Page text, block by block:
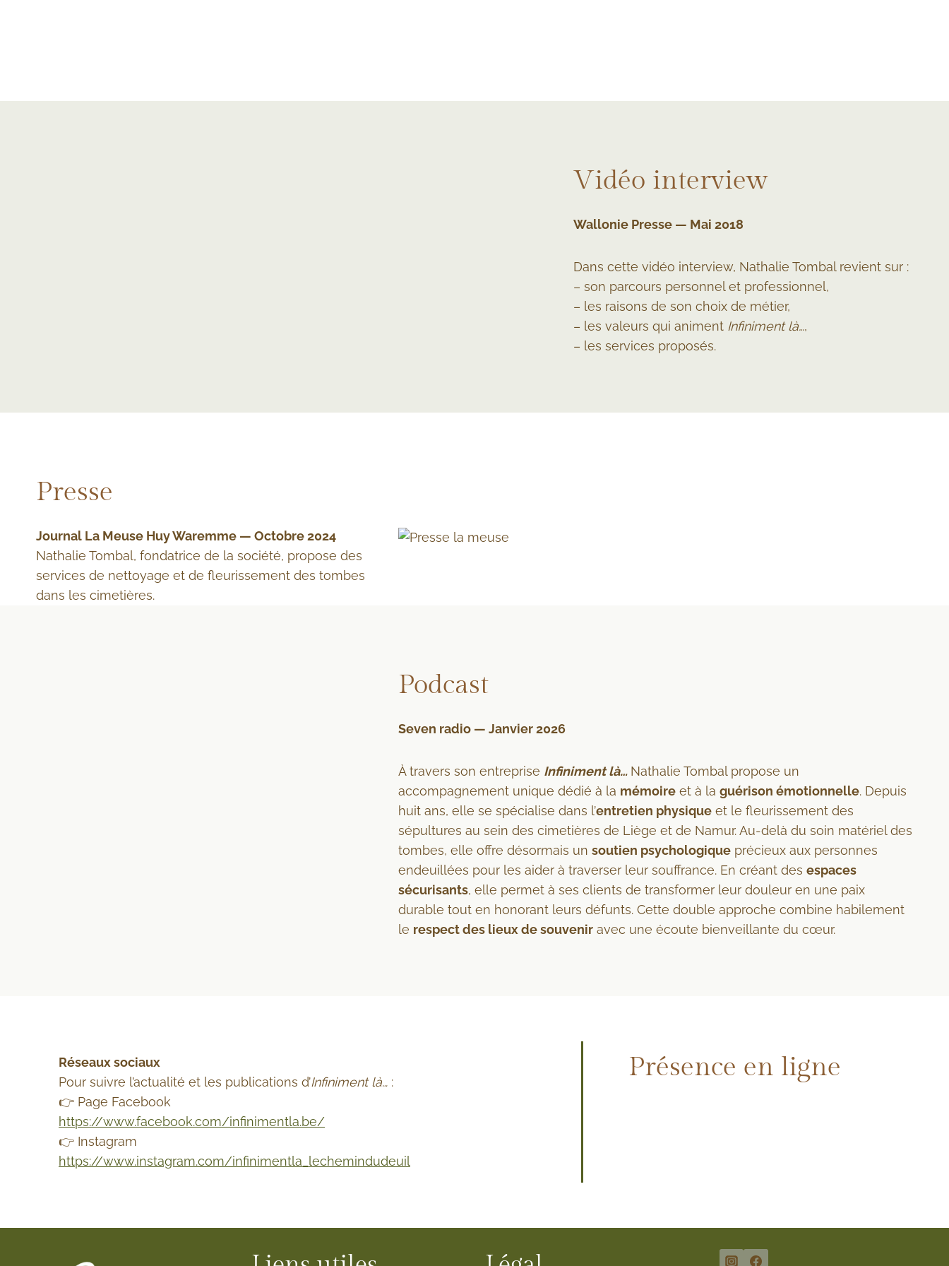
Vidéo interview
Wallonie Presse — Mai 2018
Dans cette vidéo interview, Nathalie Tombal revient sur :
– son parcours personnel et professionnel,
– les raisons de son choix de métier,
– les valeurs qui animent Infiniment là…,
– les services proposés.
Presse
Journal La Meuse Huy Waremme — Octobre 2024
Nathalie Tombal, fondatrice de la société, propose des
services de nettoyage et de fleurissement des tombes
dans les cimetières.
Podcast
Seven radio — Janvier 2026
À travers son entreprise Infiniment là… Nathalie Tombal propose un
accompagnement unique dédié à la mémoireet à la guérison émotionnelle. Depuis
huit ans, elle se spécialise dans l’entretien physiqueet le fleurissement des
sépultures au sein des cimetières de Liège et de Namur. Au-delà du soin matériel des
tombes, elle offre désormais un soutien psychologiqueprécieux aux personnes
endeuillées pour les aider à traverser leur souffrance. En créant des espaces
sécurisants, elle permet à ses clients de transformer leur douleur en une paix
durable tout en honorant leurs défunts. Cette double approche combine habilement
le respect des lieux de souveniravec une écoute bienveillante du cœur.
Réseaux sociaux
Pour suivre l’actualité et les publications d’Infiniment là… :
👉 Page Facebook
https://www.facebook.com/infinimentla.be/
👉 Instagram
https://www.instagram.com/infinimentla_lechemindudeuil
Présence en ligne